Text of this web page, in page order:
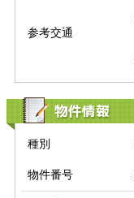
参考交通
物件情報
種別
物件番号